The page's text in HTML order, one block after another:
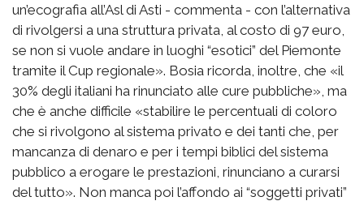
un’ecografia all’Asl di Asti - commenta - con l’alternativa
di rivolgersi a una struttura privata, al costo di 97 euro,
se non si vuole andare in luoghi “esotici” del Piemonte
tramite il Cup regionale». Bosia ricorda, inoltre, che «il
30% degli italiani ha rinunciato alle cure pubbliche», ma
che è anche difficile «stabilire le percentuali di coloro
che si rivolgono al sistema privato e dei tanti che, per
mancanza di denaro e per i tempi biblici del sistema
pubblico a erogare le prestazioni, rinunciano a curarsi
del tutto». Non manca poi l’affondo ai “soggetti privati”